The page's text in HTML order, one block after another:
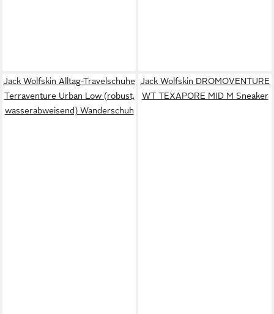
Jack Wolfskin Alltag-Travelschuhe
Terraventure Urban Low (robust,
wasserabweisend) Wanderschuh
Jack Wolfskin DROMOVENTURE
WT TEXAPORE MID M Sneaker